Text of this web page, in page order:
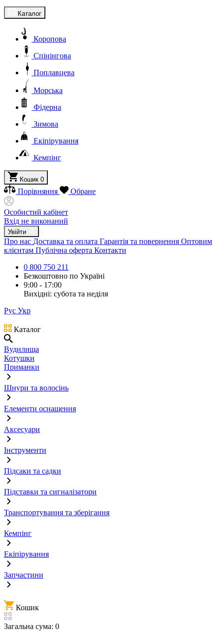
Каталог
Коропова
Спінінгова
Поплавцева
Морська
Фідерна
Зимова
Екіпірування
Кемпінг
Кошик 0
Порівняння Обране
Особистий кабінет
Вхід не виконаний
Увійти
Про нас Доставка та оплата Гарантія та повернення Оптовим
клієнтам Публічна оферта Контакти
0 800 750 211
Безкоштовно по Україні
9:00 - 17:00
Вихідні: субота та неділя
Рус Укр
Каталог
Вудилища
Котушки
Приманки
Шнури та волосінь
Елементи оснащення
Аксесуари
Інструменти
Підсаки та садки
Підставки та сигналізатори
Транспортування та зберігання
Кемпінг
Екіпірування
Запчастини
Кошик
Загальна сума: 0